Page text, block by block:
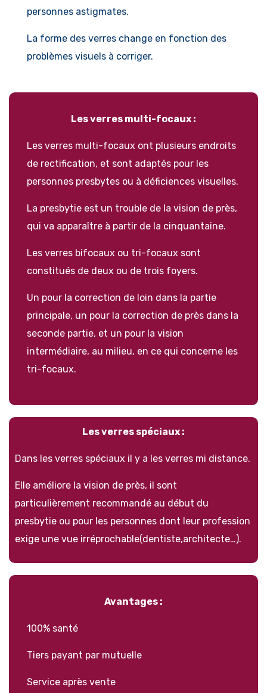
personnes astigmates.
La forme des verres change en fonction des
problèmes visuels à corriger.
Les verres multi-focaux :
Les verres multi-focaux ont plusieurs endroits
de rectification, et sont adaptés pour les
personnes presbytes ou à déficiences visuelles.
La presbytie est un trouble de la vision de près,
qui va apparaître à partir de la cinquantaine.
Les verres bifocaux ou tri-focaux sont
constitués de deux ou de trois foyers.
Un pour la correction de loin dans la partie
principale, un pour la correction de près dans la
seconde partie, et un pour la vision
intermédiaire, au milieu, en ce qui concerne les
tri-focaux.
Les verres spéciaux :
Dans les verres spéciaux il y a les verres mi distance.
Elle améliore la vision de près, il sont
particulièrement recommandé au début du
presbytie ou pour les personnes dont leur profession
exige une vue irréprochable(dentiste,architecte…).
Avantages :
100% santé
Tiers payant par mutuelle
Service après vente